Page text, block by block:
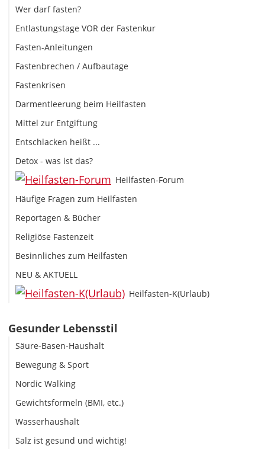
Wer darf fasten?
Entlastungstage VOR der Fastenkur
Fasten-Anleitungen
Fastenbrechen / Aufbautage
Fastenkrisen
Darmentleerung beim Heilfasten
Mittel zur Entgiftung
Entschlacken heißt ...
Detox - was ist das?
Heilfasten-Forum
Häufige Fragen zum Heilfasten
Reportagen & Bücher
Religiöse Fastenzeit
Besinnliches zum Heilfasten
NEU & AKTUELL
Heilfasten-K(Urlaub)
Gesunder Lebensstil
Säure-Basen-Haushalt
Bewegung & Sport
Nordic Walking
Gewichtsformeln (BMI, etc.)
Wasserhaushalt
Salz ist gesund und wichtig!